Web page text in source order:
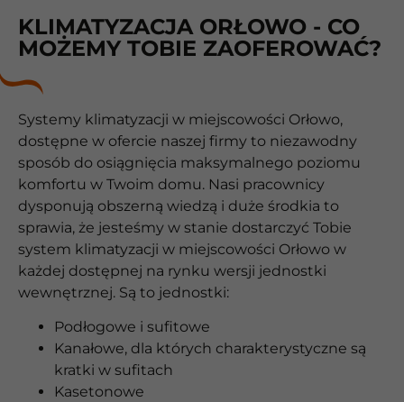
KLIMATYZACJA ORŁOWO - CO
MOŻEMY TOBIE ZAOFEROWAĆ?
Systemy klimatyzacji w miejscowości Orłowo,
dostępne w ofercie naszej firmy to niezawodny
sposób do osiągnięcia maksymalnego poziomu
komfortu w Twoim domu. Nasi pracownicy
dysponują obszerną wiedzą i duże środkia to
sprawia, że jesteśmy w stanie dostarczyć Tobie
system klimatyzacji w miejscowości Orłowo w
każdej dostępnej na rynku wersji jednostki
wewnętrznej. Są to jednostki:
Podłogowe i sufitowe
Kanałowe, dla których charakterystyczne są
kratki w sufitach
Kasetonowe